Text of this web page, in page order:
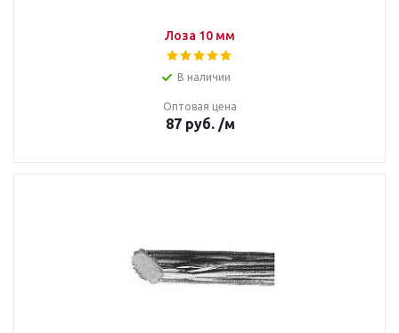
Лоза 10 мм
В наличии
Оптовая цена
87руб. /м